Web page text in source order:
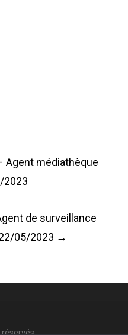
Agent médiathèque
2023
de surveillance
05/2023 →